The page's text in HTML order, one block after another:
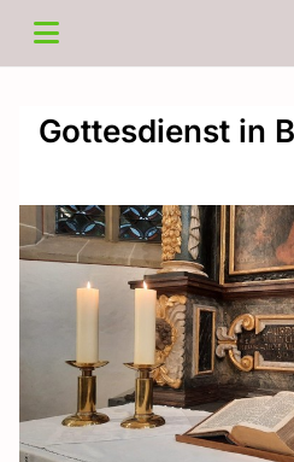
Gottesdienst in